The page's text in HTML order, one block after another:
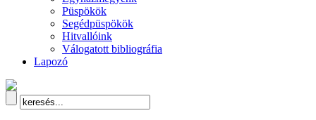
Püspökök
Segédpüspökök
Hitvallóink
Válogatott bibliográfia
Lapozó